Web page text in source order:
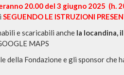
20.00 del 3 giugno 2025 (h.
SEGUENDO LE ISTRUZIONI
e scaricabili anche la locandina,
MAPS
della Fondazione e gli sponsor che